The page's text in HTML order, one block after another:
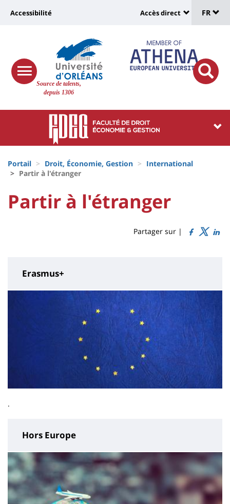
Site
Source de talents,
depuis 1306
Université
Recherche
responsive
menu
button
Université
vers
page
accessibilité
Accessibilité
:
Shortcut
links
Accès direct
de
FR
Université
Block
liste
composantes
d'Ariane
Portail Droit, Économie, Gestion
International
Partir à l'étranger
University
University
Titre
Partir à l'étranger
Partager sur |
Erasmus+
.
Hors Europe